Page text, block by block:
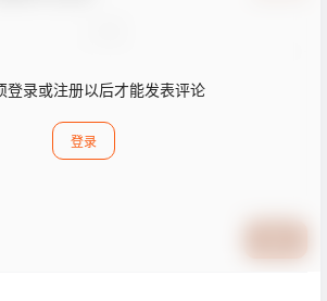
登录或注册以后才能发表评论
登录